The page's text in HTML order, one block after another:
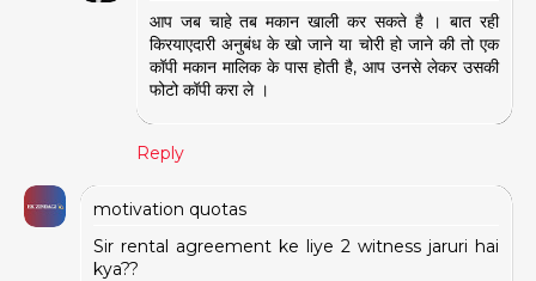
आप जब चाहे तब मकान खाली कर सकते है । बात रही
किरयाएदारी अनुबंध के खो जाने या चोरी हो जाने की तो एक
कॉपी मकान मालिक के पास होती है, आप उनसे लेकर उसकी
फोटो कॉपी करा ले ।
Reply
motivation quotas
Sir rental agreement ke liye 2 witness jaruri hai
kya??